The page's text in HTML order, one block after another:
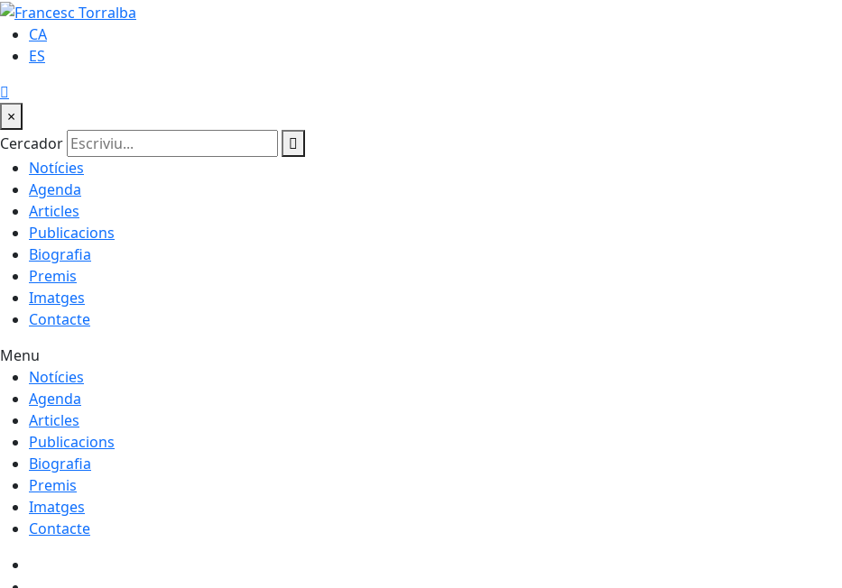
CA
ES
×
Cercador
Notícies
Agenda
Articles
Publicacions
Biografia
Premis
Imatges
Contacte
Menu
Notícies
Agenda
Articles
Publicacions
Biografia
Premis
Imatges
Contacte